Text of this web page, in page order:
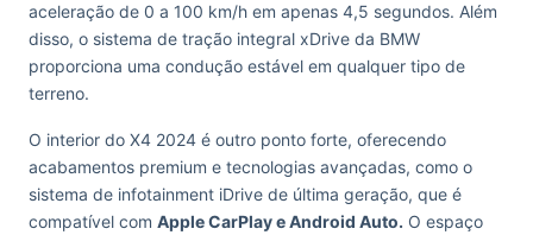
aceleração de 0 a 100 km/h em apenas 4,5 segundos. Além
disso, o sistema de tração integral xDrive da BMW
proporciona uma condução estável em qualquer tipo de
terreno.
O interior do X4 2024 é outro ponto forte, oferecendo
acabamentos premium e tecnologias avançadas, como o
sistema de infotainment iDrive de última geração, que é
compatível com Apple CarPlay e Android Auto. O espaço